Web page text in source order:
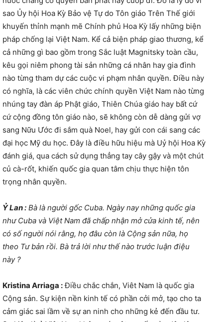
sao Ủy hội Hoa Kỳ Bảo vệ Tự do Tôn giáo Trên Thế giới
khuyến thỉnh mạnh mẽ Chính phủ Hoa Kỳ lấy những biện
pháp chống lại Việt Nam. Kể cả biện pháp giao thương, kể
cả những gì bao gồm trong Sắc luật Magnitsky toàn cầu,
kêu gọi niêm phong tài sản những cá nhân hay gia đình
nào từng tham dự các cuộc vi phạm nhân quyền. Điều này
có nghĩa, là các viên chức chính quyền Việt Nam nào từng
nhúng tay đàn áp Phật giáo, Thiên Chúa giáo hay bất cứ
cứ cộng đồng tôn giáo nào, sẽ không còn dễ dàng gửi vợ
sang Nữu Ước đi sắm quà Noel, hay gửi con cái sang các
đại học Mỹ du học. Đây là điều hữu hiệu mà Uỷ hội Hoa Kỳ
đánh giá, qua cách sử dụng thẳng tay cây gậy và một chút
củ cà-rốt, khiến quốc gia quan tâm chịu thực hiện tôn
trọng nhân quyền.
Ỷ Lan : Bà là người gốc Cuba. Ngày nay những quốc gia
như Cuba và Việt Nam đã chấp nhận mở cửa kinh tế, nên
có số người nói rằng, họ đâu còn là Cộng sản nữa, họ
theo Tư bản rồi. Bà trả lời như thế nào trước luận điệu
này ?
Kristina Arriaga :Điều chắc chắn, Viêt Nam là quốc gia
Cộng sản. Sự kiện nền kinh tế có phần cởi mở, tạo cho ta
cảm giác sai lầm về sự an ninh cho những kẻ đến đầu tư.